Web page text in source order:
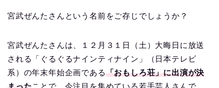
宮武ぜんたさんという名前をご存じでしょうか？
宮武ぜんたさんは、１２月３１日（土）大晦日に放送
される「ぐるぐるナインティナイン」（日本テレビ
系）の年末年始企画である「おもしろ荘」に出演が決